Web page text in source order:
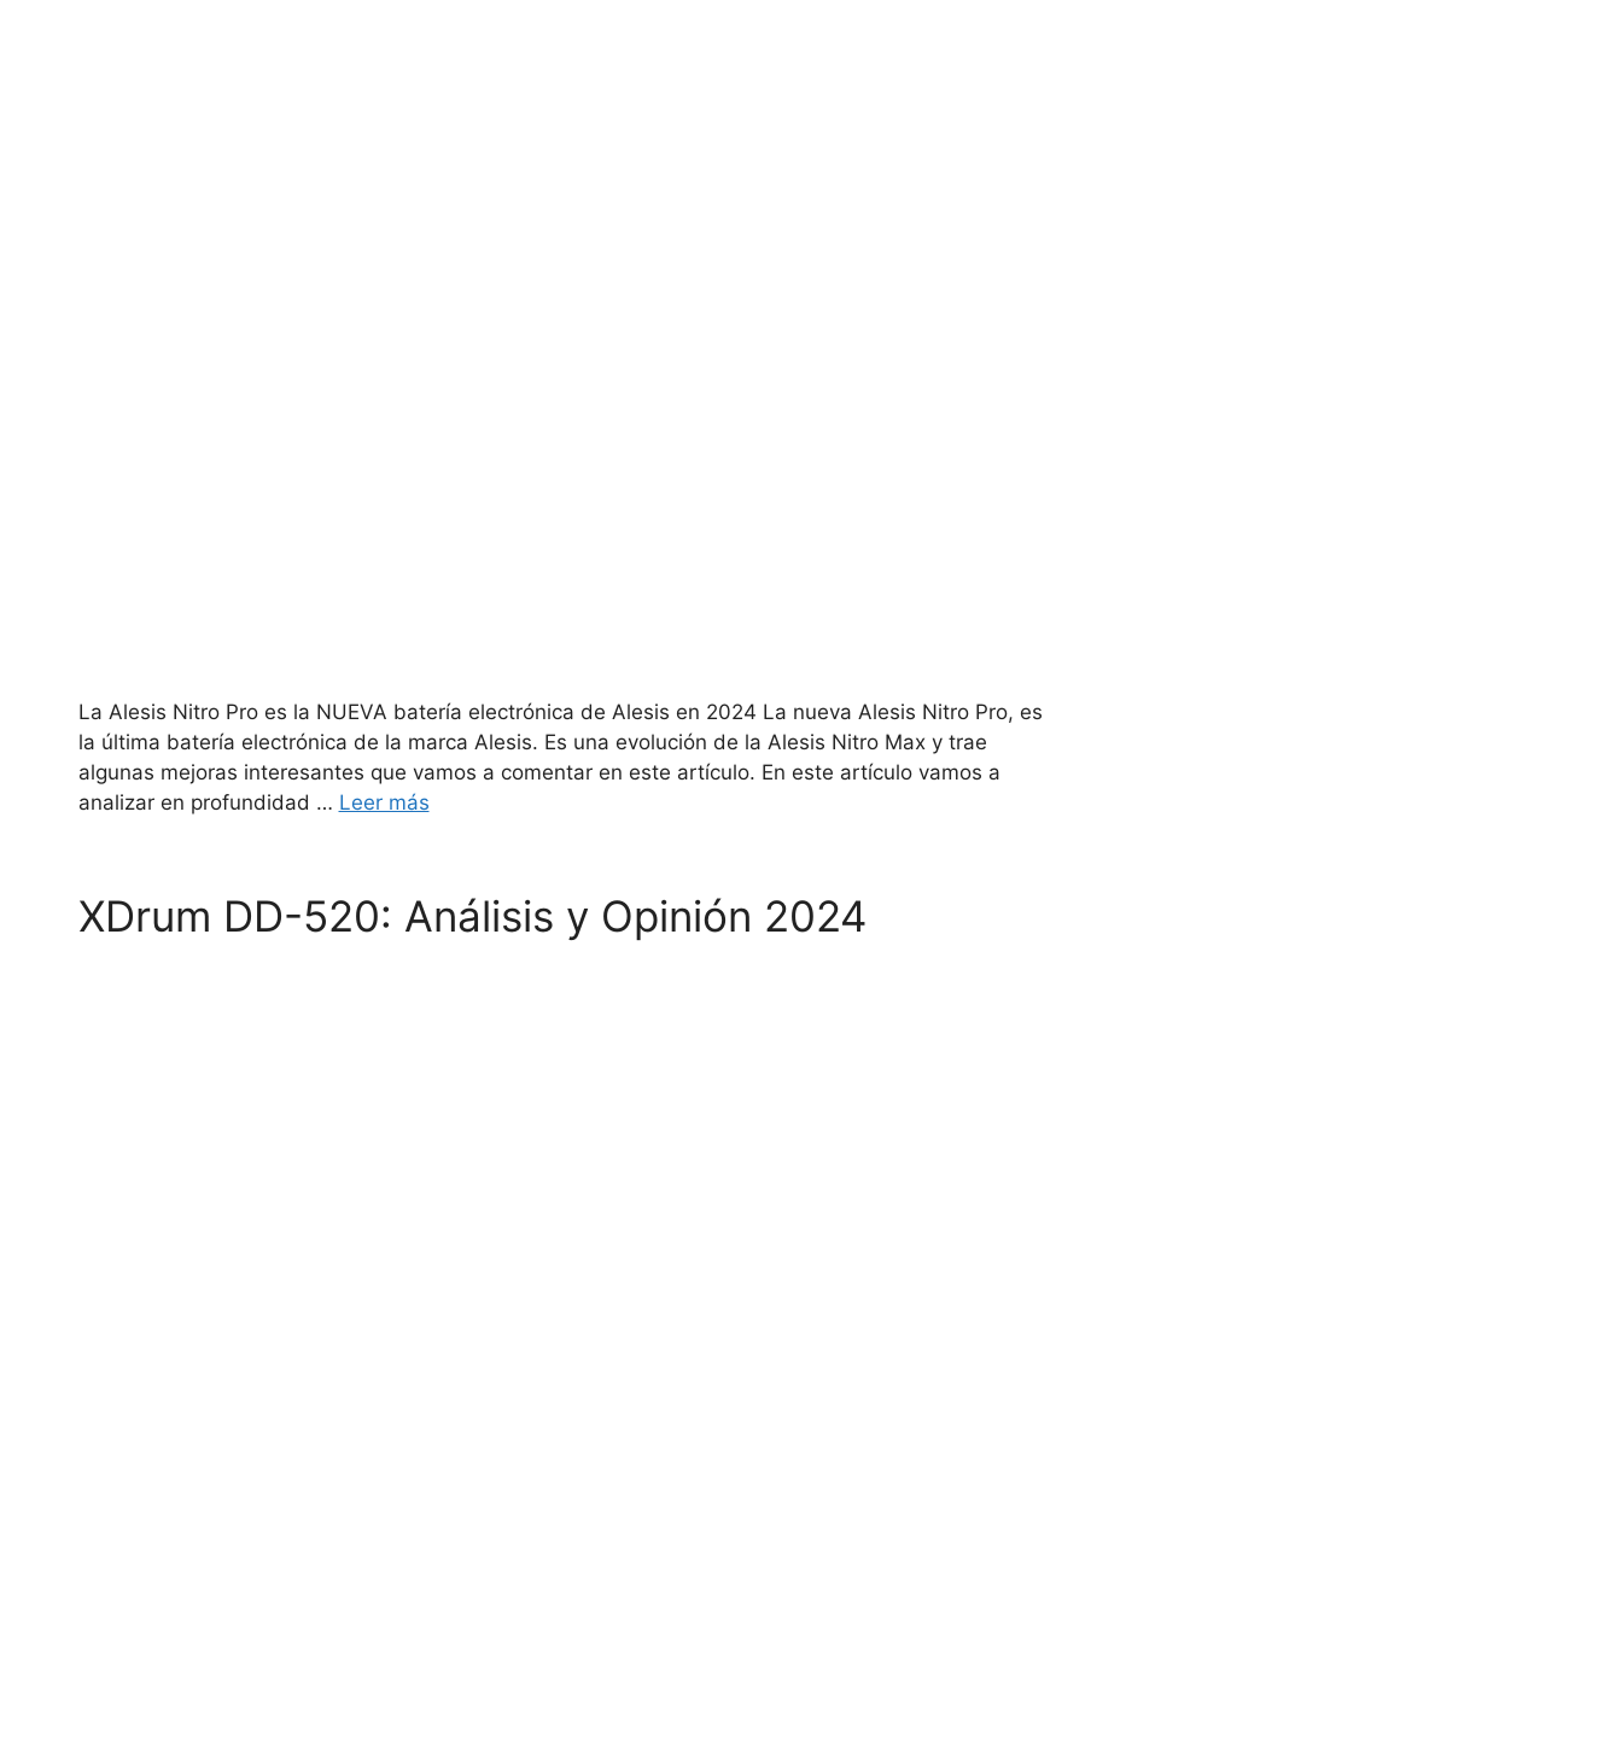
La Alesis Nitro Pro es la NUEVA batería electrónica de Alesis en 2024 La nueva Alesis Nitro Pro, es
la última batería electrónica de la marca Alesis. Es una evolución de la Alesis Nitro Max y trae
algunas mejoras interesantes que vamos a comentar en este artículo. En este artículo vamos a
analizar en profundidad … Leer más
XDrum DD-520: Análisis y Opinión 2024